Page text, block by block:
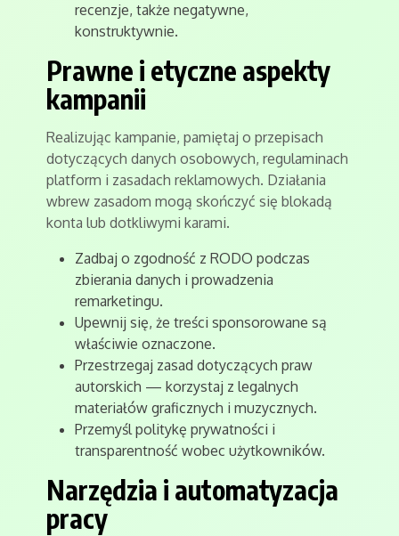
recenzje, także negatywne,
konstruktywnie.
Prawne i etyczne aspekty
kampanii
Realizując kampanie, pamiętaj o przepisach
dotyczących danych osobowych, regulaminach
platform i zasadach reklamowych. Działania
wbrew zasadom mogą skończyć się blokadą
konta lub dotkliwymi karami.
Zadbaj o zgodność z RODO podczas
zbierania danych i prowadzenia
remarketingu.
Upewnij się, że treści sponsorowane są
właściwie oznaczone.
Przestrzegaj zasad dotyczących praw
autorskich — korzystaj z legalnych
materiałów graficznych i muzycznych.
Przemyśl politykę prywatności i
transparentność wobec użytkowników.
Narzędzia i automatyzacja
pracy